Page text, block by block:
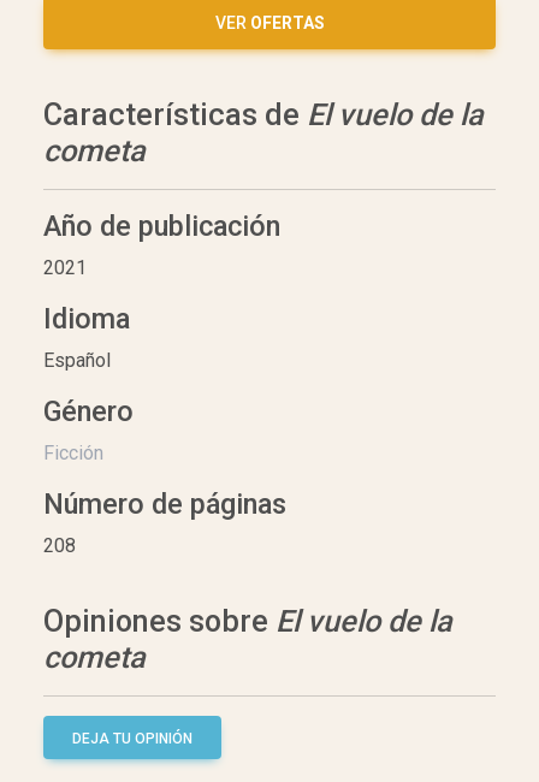
VER OFERTAS
Características de El vuelo de la
cometa
Año de publicación
2021
Idioma
Español
Género
Ficción
Número de páginas
208
Opiniones sobre El vuelo de la
cometa
DEJA TU OPINIÓN